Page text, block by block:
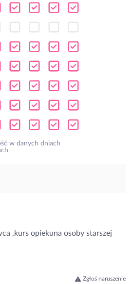
w danych dniach
,kurs opiekuna osoby starszej
Zgłoś naruszenie